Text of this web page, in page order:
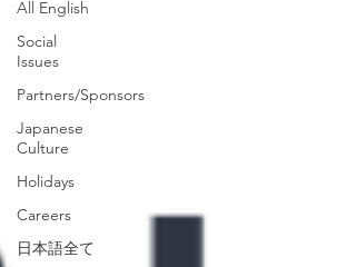
All English
Social
Issues
Partners/Sponsors
Japanese
Culture
Holidays
Careers
日本語全て